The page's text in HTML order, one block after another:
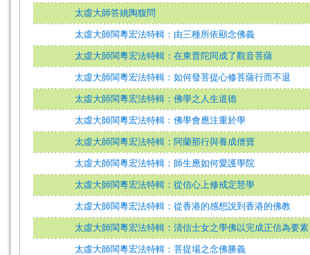
太虛大師答姚陶馥問
太虛大師閩粵宏法特輯：由三種所依顯念佛義
太虛大師閩粵宏法特輯：在東普陀同成了觀音菩薩
太虛大師閩粵宏法特輯：如何發菩提心修菩薩行而不退
太虛大師閩粵宏法特輯：佛學之人生道德
太虛大師閩粵宏法特輯：佛學會應注重於學
太虛大師閩粵宏法特輯：阿蘭那行與養成僧寶
太虛大師閩粵宏法特輯：師生應如何愛護學院
太虛大師閩粵宏法特輯：從信心上修戒定慧學
太虛大師閩粵宏法特輯：從香港的感想說到香港的佛教
太虛大師閩粵宏法特輯：清信士女之學佛以完成正信為要素
太虛大師閩粵宏法特輯：菩提場之念佛勝義